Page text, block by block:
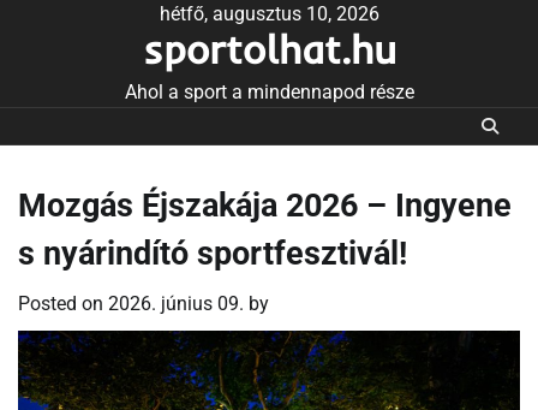
hétfő, augusztus 10, 2026
sportolhat.hu
Ahol a sport a mindennapod része
Mozgás Éjszakája 2026 – Ingyene
s nyárindító sportfesztivál!
Posted on 2026. június 09. by